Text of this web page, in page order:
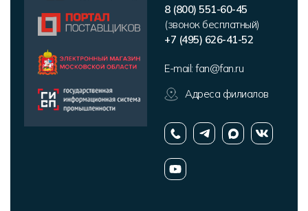
8 (800) 551-60-45
(звонок бесплатный)
+7 (495) 626-41-52
E-mail: fan@fan.ru
Адреса филиалов